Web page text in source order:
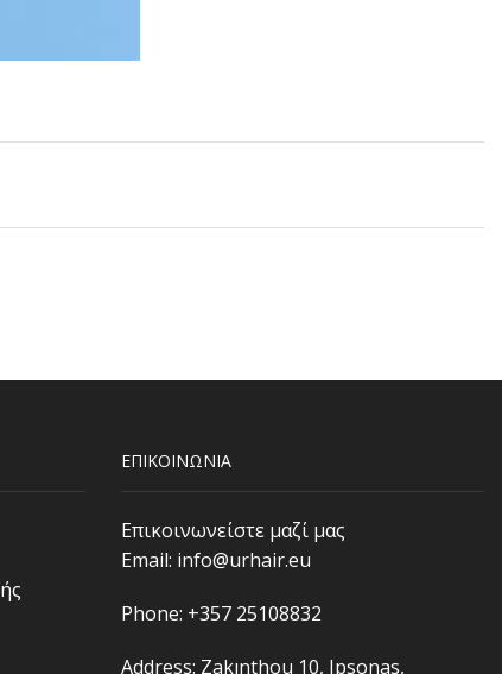
ΕΠΙΚΟΙΝΩΝΙΑ
Επικοινωνείστε μαζί μας
Email: info@urhair.eu
Phone: +357 25108832
Address: Zakınthou 10, Ipsonas,